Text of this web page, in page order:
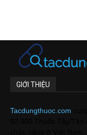
GIỚI THIỆU
Tacdungthuoc.com